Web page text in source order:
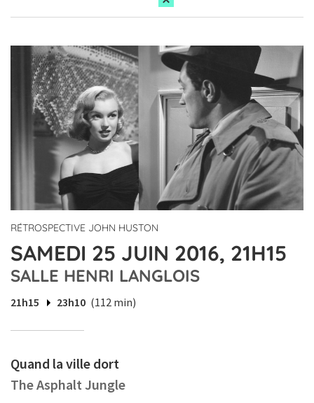
RÉTROSPECTIVE JOHN HUSTON
SAMEDI 25 JUIN 2016, 21H15
SALLE HENRI LANGLOIS
21h15 23h10 (112 min)
Quand la ville dort
The Asphalt Jungle